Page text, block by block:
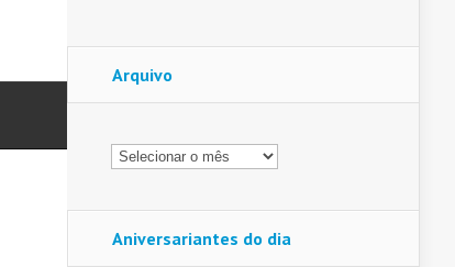
Arquivo
Arquivo
Aniversariantes do dia